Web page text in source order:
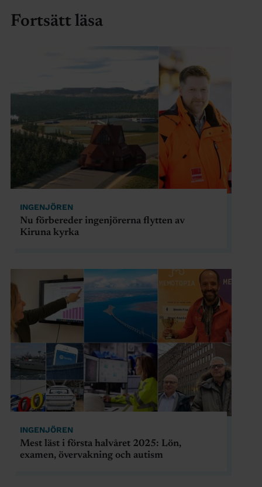
Fortsätt läsa
INGENJÖREN
Nu förbereder ingenjörerna flytten av
Kiruna kyrka
INGENJÖREN
Mest läst i första halvåret 2025: Lön,
examen, övervakning och autism